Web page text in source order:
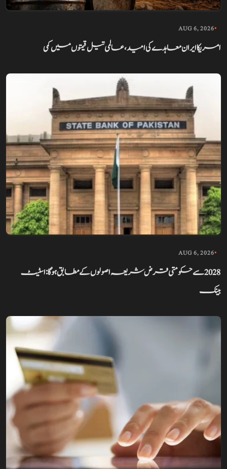
•
AUG 6, 2026
امریکا ایران معاہدے کی امید، عالمی تیل قیمتوں میں کمی
•
AUG 6, 2026
2028 سے حکومتی قرض شریعہ اصولوں کے مطابق ہوگا: اسٹیٹ
بینک